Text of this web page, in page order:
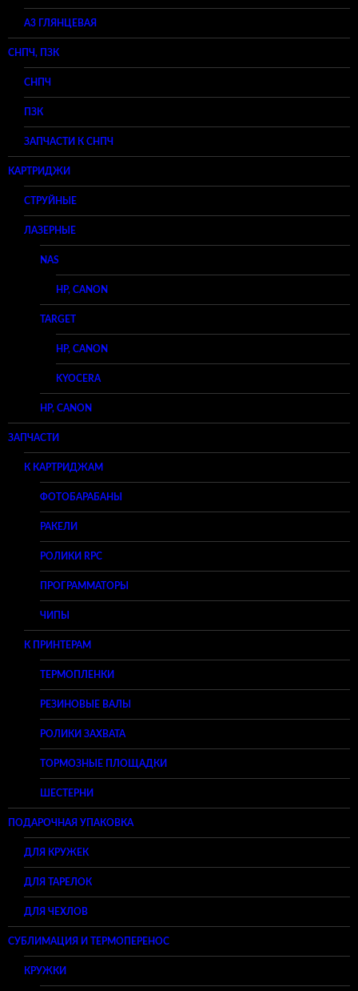
A3 ГЛЯНЦЕВАЯ
СНПЧ, ПЗК
СНПЧ
ПЗК
ЗАПЧАСТИ К СНПЧ
КАРТРИДЖИ
СТРУЙНЫЕ
ЛАЗЕРНЫЕ
NAS
HP, CANON
TARGET
HP, CANON
KYOCERA
HP, CANON
ЗАПЧАСТИ
К КАРТРИДЖАМ
ФОТОБАРАБАНЫ
РАКЕЛИ
РОЛИКИ RPC
ПРОГРАММАТОРЫ
ЧИПЫ
К ПРИНТЕРАМ
ТЕРМОПЛЕНКИ
РЕЗИНОВЫЕ ВАЛЫ
РОЛИКИ ЗАХВАТА
ТОРМОЗНЫЕ ПЛОЩАДКИ
ШЕСТЕРНИ
ПОДАРОЧНАЯ УПАКОВКА
ДЛЯ КРУЖЕК
ДЛЯ ТАРЕЛОК
ДЛЯ ЧЕХЛОВ
СУБЛИМАЦИЯ И ТЕРМОПЕРЕНОС
КРУЖКИ